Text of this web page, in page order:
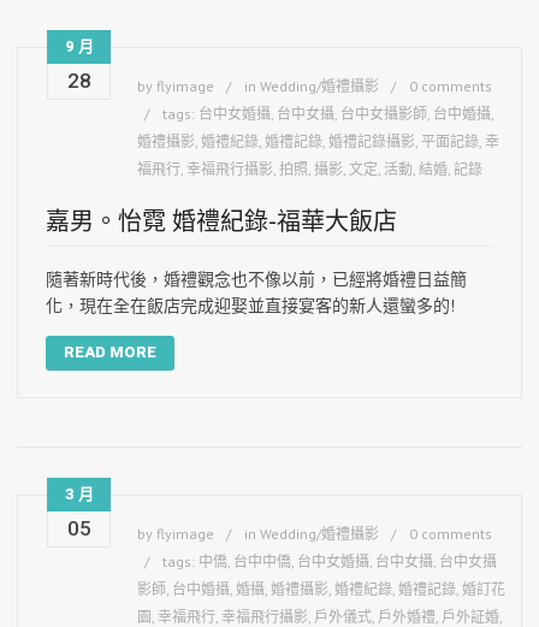
9 月
28 by flyimage in Wedding/婚禮攝影
0 comments
tags: 台中女婚攝, 台中女攝, 台中女攝影師, 台中婚攝,
婚禮攝影, 婚禮紀錄, 婚禮記錄, 婚禮記錄攝影, 平面記錄, 幸
福飛行, 幸福飛行攝影, 拍照, 攝影, 文定, 活動, 結婚, 記錄
嘉男。怡霓 婚禮紀錄-福華大飯店
隨著新時代後，婚禮觀念也不像以前，已經將婚禮日益簡
化，現在全在飯店完成迎娶並直接宴客的新人還蠻多的!
READ MORE
3 月
05 by flyimage in Wedding/婚禮攝影
0 comments
tags: 中僑, 台中中僑, 台中女婚攝, 台中女攝, 台中女攝
影師, 台中婚攝, 婚攝, 婚禮攝影, 婚禮紀錄, 婚禮記錄, 婚訂花
園 , 幸福飛行, 幸福飛行攝影, 戶外儀式, 戶外婚禮, 戶外証婚,